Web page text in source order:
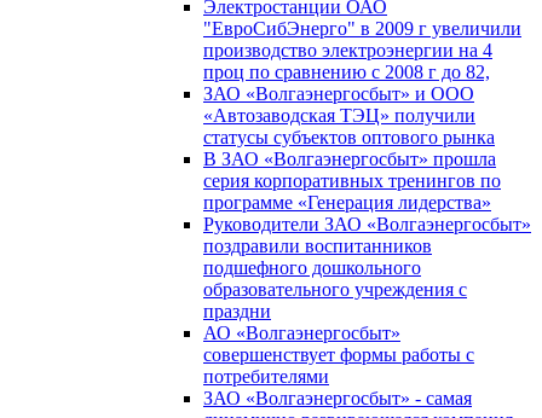
Электростанции ОАО
"ЕвроСибЭнерго" в 2009 г увеличили
производство электроэнергии на 4
проц по сравнению с 2008 г до 82,
ЗАО «Волгаэнергосбыт» и ООО
«Автозаводская ТЭЦ» получили
статусы субъектов оптового рынка
В ЗАО «Волгаэнергосбыт» прошла
серия корпоративных тренингов по
программе «Генерация лидерства»
Руководители ЗАО «Волгаэнергосбыт»
поздравили воспитанников
подшефного дошкольного
образовательного учреждения с
праздни
АО «Волгаэнергосбыт»
совершенствует формы работы с
потребителями
ЗАО «Волгаэнергосбыт» - самая